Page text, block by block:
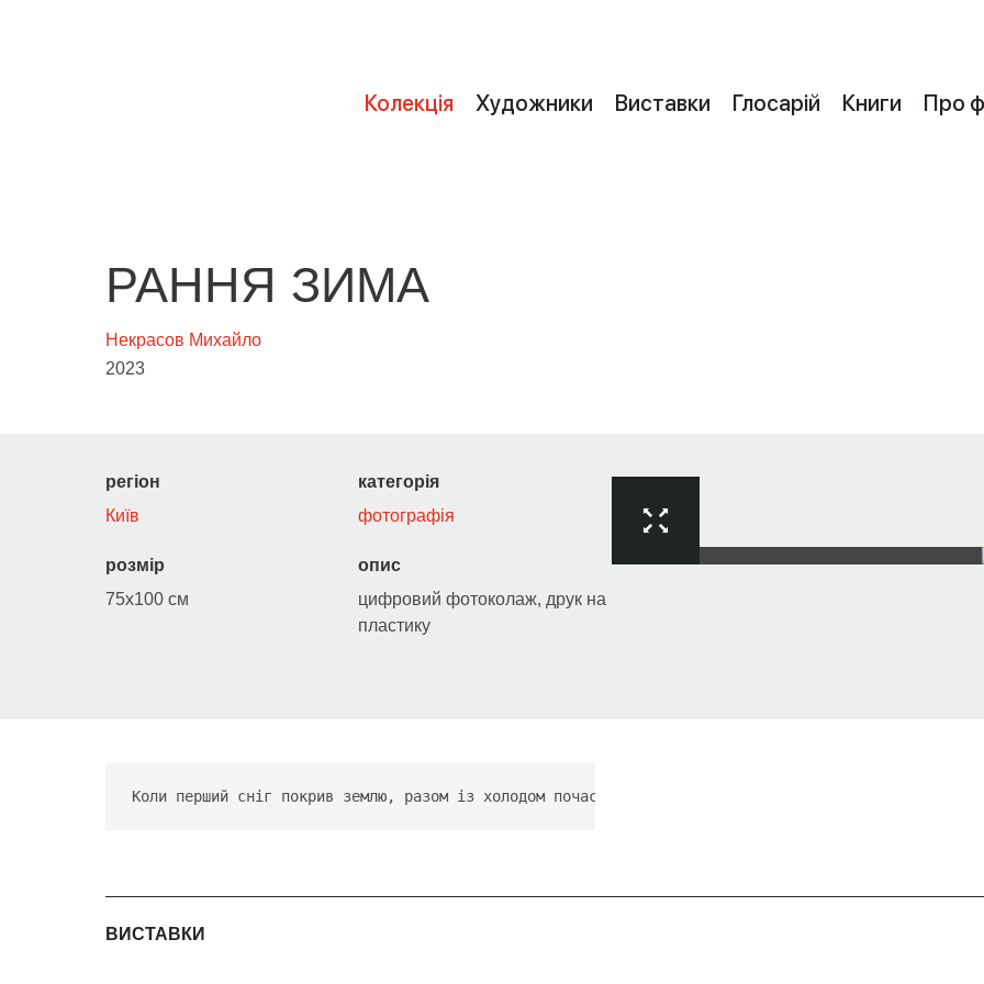
Колекція Художники Виставки Глосарій Книги Про
РАННЯ ЗИМА
Некрасов Михайло
2023
регіон
Київ
категорія
фотографія
розмір
75х100 см
опис
цифровий фотоколаж, друк на
пластику
Коли перший сніг покрив землю, разом із холодом почастішали й обстріли. Зима почалася раніше,
ВИСТАВКИ